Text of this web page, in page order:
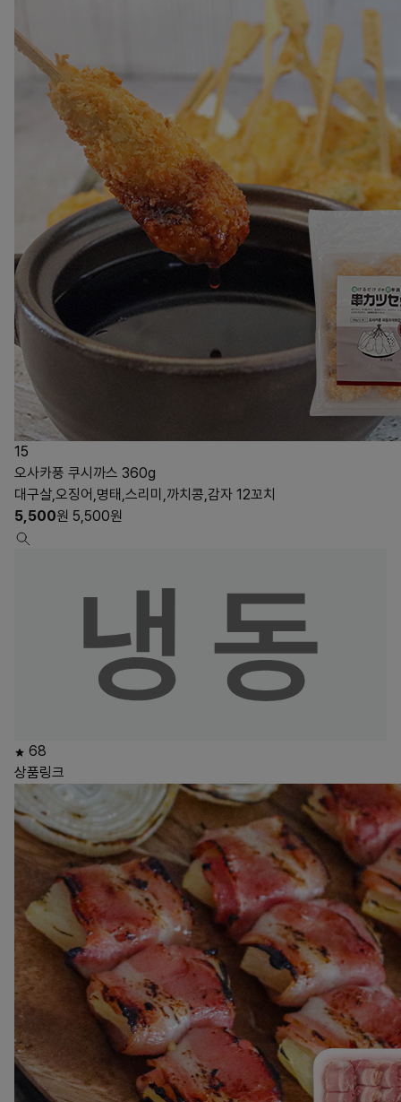
15
오사카풍 쿠시까스 360g
대구살,오징어,명태,스리미,까치콩,감자 12꼬치
5,500원 5,500원
68
상품링크